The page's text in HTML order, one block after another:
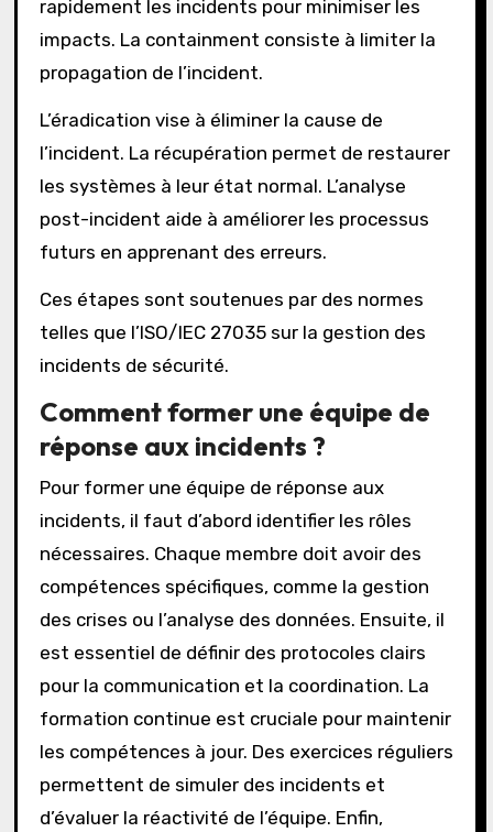
rapidement les incidents pour minimiser les
impacts. La containment consiste à limiter la
propagation de l’incident.
L’éradication vise à éliminer la cause de
l’incident. La récupération permet de restaurer
les systèmes à leur état normal. L’analyse
post-incident aide à améliorer les processus
futurs en apprenant des erreurs.
Ces étapes sont soutenues par des normes
telles que l’ISO/IEC 27035 sur la gestion des
incidents de sécurité.
Comment former une équipe de
réponse aux incidents ?
Pour former une équipe de réponse aux
incidents, il faut d’abord identifier les rôles
nécessaires. Chaque membre doit avoir des
compétences spécifiques, comme la gestion
des crises ou l’analyse des données. Ensuite, il
est essentiel de définir des protocoles clairs
pour la communication et la coordination. La
formation continue est cruciale pour maintenir
les compétences à jour. Des exercices réguliers
permettent de simuler des incidents et
d’évaluer la réactivité de l’équipe. Enfin,